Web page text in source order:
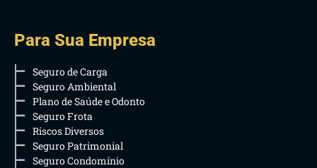
Para Sua Empresa
Seguro de Carga
Seguro Ambiental
Plano de Saúde e Odonto
Seguro Frota
Riscos Diversos
Seguro Patrimonial
Seguro Condomínio